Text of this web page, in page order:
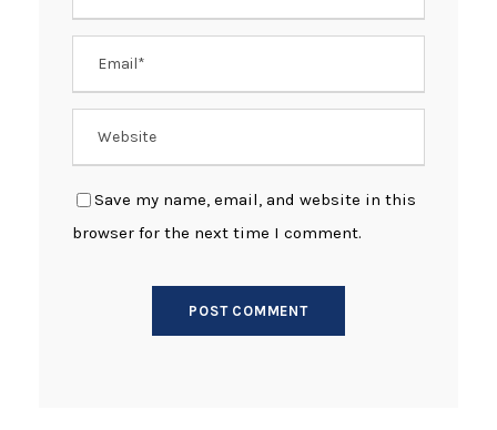
Save my name, email, and website in this
browser for the next time I comment.